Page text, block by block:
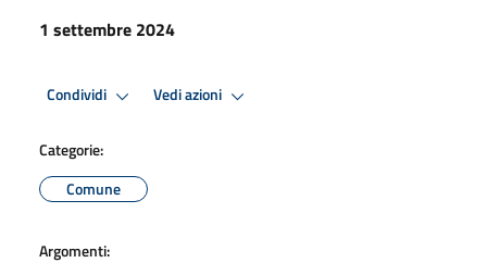
1 settembre 2024
Condividi Vedi azioni
Categorie:
Comune
Argomenti: